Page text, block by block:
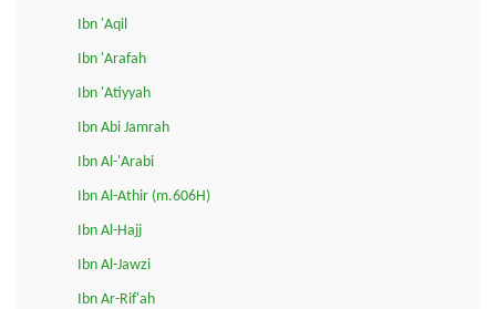
Ibn 'Aqil
Ibn 'Arafah
Ibn 'Atiyyah
Ibn Abi Jamrah
Ibn Al-'Arabi
Ibn Al-Athir (m.606H)
Ibn Al-Hajj
Ibn Al-Jawzi
Ibn Ar-Rif'ah